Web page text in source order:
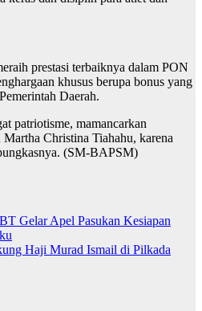
prestasi terbaiknya dalam PON
khusus berupa bonus yang
Daerah.
patriotisme, mamancarkan
Christina Tiahahu, karena
(SM-BAPSM)
Gelar Apel Pasukan Kesiapan
Haji Murad Ismail di Pilkada